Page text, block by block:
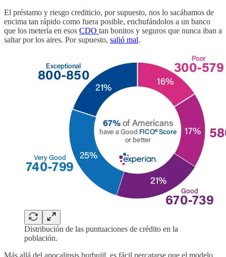
El préstamo y riesgo crediticio, por supuesto, nos lo sacábamos de
encima tan rápido como fuera posible, enchufándolos a un banco
que los metería en esos CDO tan bonitos y seguros que nunca iban a
saltar por los aires. Por supuesto, salió mal.
Distribución de las puntuaciones de crédito en la
población.
Más allá del apocalipsis burbujil, es fácil percatarse que el modelo